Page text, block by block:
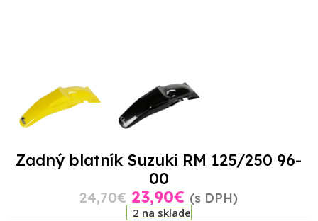
Zadný blatník Suzuki RM 125/250 96-
00
24,70€ 23,90€ (s DPH)
2 na sklade